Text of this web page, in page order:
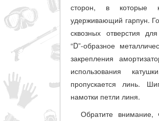
сторон, в которые
удерживающий гарпун.
сквозных отверстия
“D”-образное
закрепления
использования
пропускается линь.
намотки петли линя.
Обратите внимание,